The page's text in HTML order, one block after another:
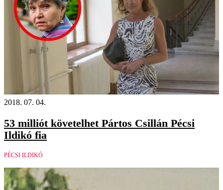
2018. 07. 04.
53 milliót követelhet Pártos Csillán Pécsi
Ildikó fia
PÉCSI ILDIKÓ